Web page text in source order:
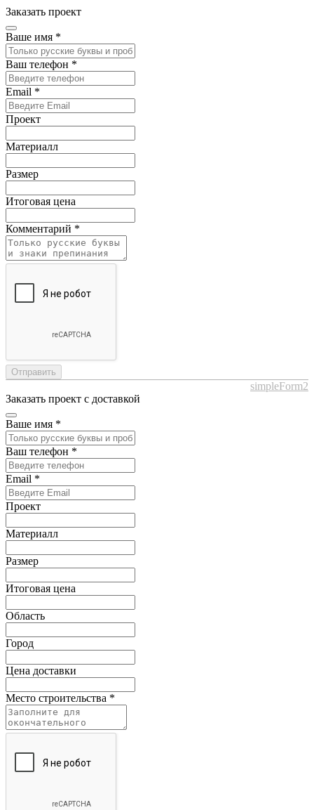
Заказать проект
Ваше имя *
Ваш телефон *
Email *
Проект
Материалл
Размер
Итоговая цена
Комментарий *
Отправить
simpleForm2
Заказать проект с доставкой
Ваше имя *
Ваш телефон *
Email *
Проект
Материалл
Размер
Итоговая цена
Область
Город
Цена доставки
Место строительства *